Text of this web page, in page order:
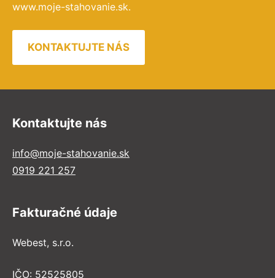
www.moje-stahovanie.sk.
KONTAKTUJTE NÁS
Kontaktujte nás
info@moje-stahovanie.sk
0919 221 257
Fakturačné údaje
Webest, s.r.o.
IČO: 52525805